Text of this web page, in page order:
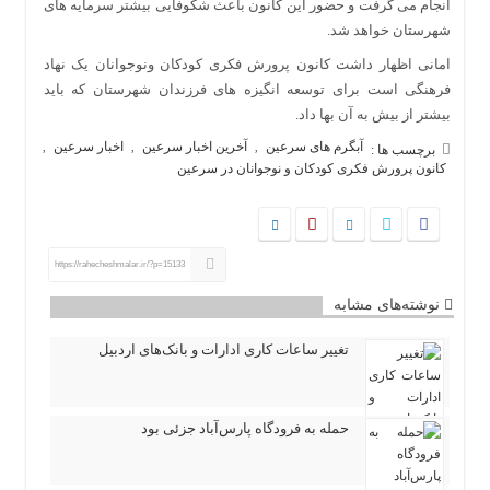
انجام می گرفت و حضور این کانون باعث شکوفایی بیشتر سرمایه های
شهرستان خواهد شد.
امانی اظهار داشت کانون پرورش فکری کودکان ونوجوانان یک نهاد
فرهنگی است برای توسعه انگیزه های فرزندان شهرستان که باید
بیشتر از بیش به آن بها داد.
برچسب ها : آبگرم های سرعین , آخرین اخبار سرعین , اخبار سرعین ,
کانون پرورش فکری کودکان و نوجوانان در سرعین
https://rahecheshmalar.ir/?p=15133
نوشته‌های مشابه
تغییر ساعات کاری ادارات و بانک‌های اردبیل
حمله به فرودگاه پارس‌‌آباد جزئی بود